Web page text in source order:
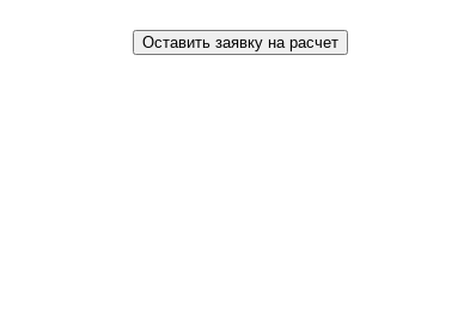
Оставить заявку на расчет